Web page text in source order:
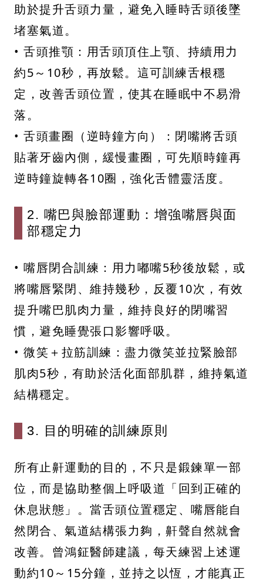
助於提升舌頭力量，避免入睡時舌頭後墜
堵塞氣道。
• 舌頭推顎：用舌頭頂住上顎、持續用力
約5～10秒，再放鬆。這可訓練舌根穩
定，改善舌頭位置，使其在睡眠中不易滑
落。
• 舌頭畫圈（逆時鐘方向）：閉嘴將舌頭
貼著牙齒內側，緩慢畫圈，可先順時鐘再
逆時鐘旋轉各10圈，強化舌體靈活度。
2. 嘴巴與臉部運動：增強嘴唇與面
部穩定力
• 嘴唇閉合訓練：用力嘟嘴5秒後放鬆，或
將嘴唇緊閉、維持幾秒，反覆10次，有效
提升嘴巴肌肉力量，維持良好的閉嘴習
慣，避免睡覺張口影響呼吸。
• 微笑＋拉筋訓練：盡力微笑並拉緊臉部
肌肉5秒，有助於活化面部肌群，維持氣道
結構穩定。
3. 目的明確的訓練原則
所有止鼾運動的目的，不只是鍛鍊單一部
位，而是協助整個上呼吸道「回到正確的
休息狀態」。當舌頭位置穩定、嘴唇能自
然閉合、氣道結構張力夠，鼾聲自然就會
改善。曾鴻鉦醫師建議，每天練習上述運
動約10～15分鐘，並持之以恆，才能真正